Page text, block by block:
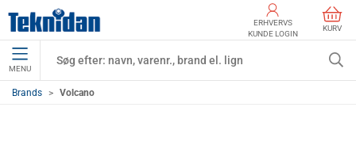
ERHVERVS
KUNDE LOGIN
KURV
MENU
Brands Volcano